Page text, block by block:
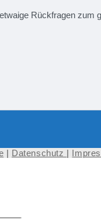
Rückfragen zum
| Datenschutz |